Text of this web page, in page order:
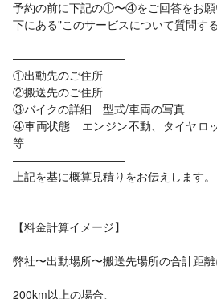
予約の前に下記の①〜④をご回答をお願
下にある"このサービスについて質問す
――――――――――
①出動先のご住所
②搬送先のご住所
③バイクの詳細 型式/車両の写真
④車両状態 エンジン不動、タイヤロ
等
――――――――――
上記を基に概算見積りをお伝えします。
【料金計算イメージ】
弊社〜出動場所〜搬送先場所の合計距離
200km以上の場合、